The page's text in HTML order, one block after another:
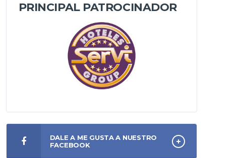
PRINCIPAL PATROCINADOR
DALE A ME GUSTA A NUESTRO
FACEBOOK